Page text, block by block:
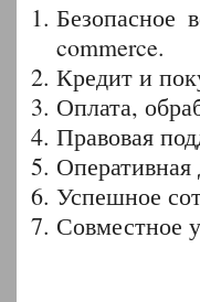
Безопасное
commerce.
Кредит и
Оплата,
Правовая
Успешное
Совместное